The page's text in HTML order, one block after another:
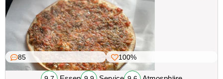
85 100%